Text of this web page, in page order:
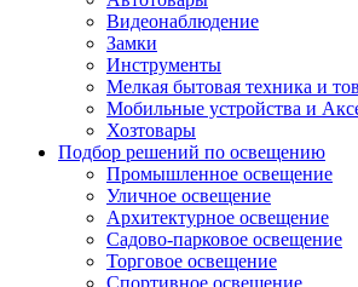
Видеонаблюдение
Замки
Инструменты
Мелкая бытовая техника и
Мобильные устройства и
Хозтовары
Подбор решений по освещению
Промышленное освещение
Уличное освещение
Архитектурное освещение
Садово-парковое освещение
Торговое освещение
Спортивное освещение